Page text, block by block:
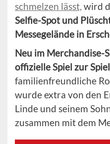
schmelzen lässt, wird
Selfie-Spot und
Messegelände in
Neu im Merchandise-
offizielle Spiel zur
familienfreundliche
wurde extra von den
Linde und seinem
zusammen mit dem